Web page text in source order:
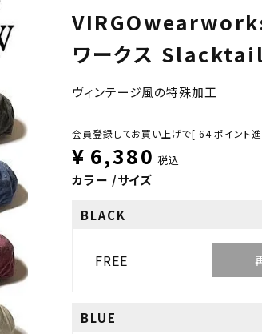
ワークス
ヴィンテージ風の特殊加工
会員登録してお買い上げで[ 64 ポイント
¥ 6,380 税込
カラー サイズ
BLACK
FREE
BLUE